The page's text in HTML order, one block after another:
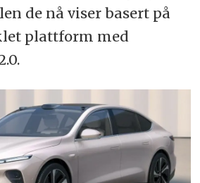
de nå viser basert på
plattform med